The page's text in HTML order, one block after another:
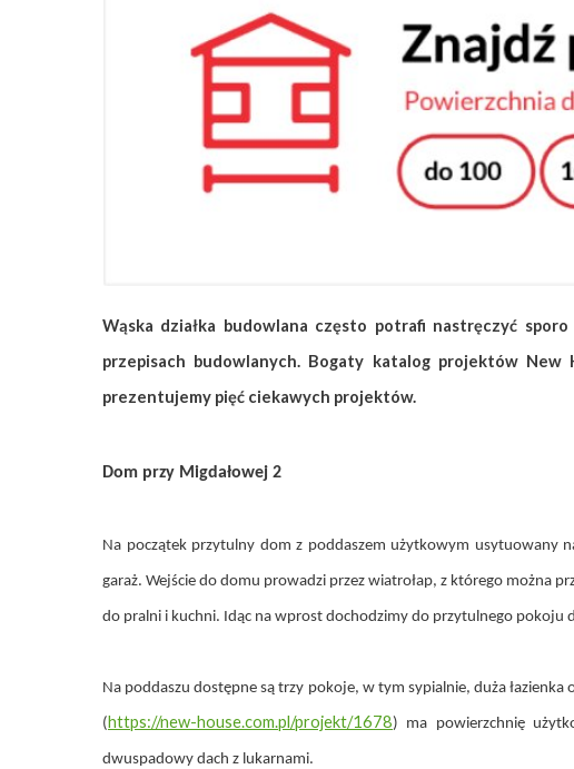
KALKULATOR BUDOWY
ZAPISZ SIĘ
Wąska działka budowlana często potrafi nastręczyć
przepisach budowlanych. Bogaty katalog projektów
prezentujemy pięć ciekawych projektów.
Dom przy Migdałowej 2
Na początek przytulny dom z poddaszem użytkowym usytuowany
garaż. Wejście do domu prowadzi przez wiatrołap, z którego można
do pralni i kuchni. Idąc na wprost dochodzimy do przytulnego pokoju
Na poddaszu dostępne są trzy pokoje, w tym sypialnie, duża
(https://new-house.com.pl/projekt/1678) ma powierzchnię
dwuspadowy dach z lukarnami.